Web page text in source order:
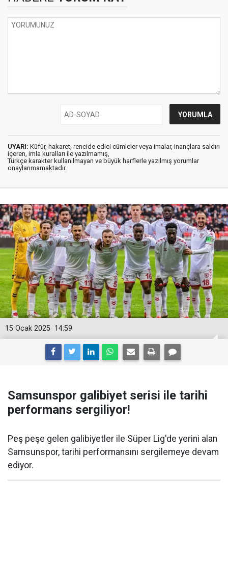
UYARI: Küfür, hakaret, rencide edici cümleler veya imalar, inançlara saldırı
içeren, imla kuralları ile yazılmamış,
Türkçe karakter kullanılmayan ve büyük harflerle yazılmış yorumlar
onaylanmamaktadır.
14:59
15 Ocak 2025
Samsunspor galibiyet serisi ile tarihi
performans sergiliyor!
Peş peşe gelen galibiyetler ile Süper Lig'de yerini alan
Samsunspor, tarihi performansını sergilemeye devam
ediyor.